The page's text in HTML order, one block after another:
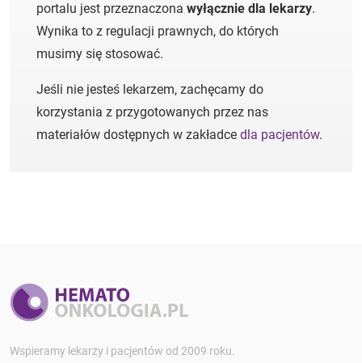
portalu jest przeznaczona wyłącznie dla lekarzy.
Wynika to z regulacji prawnych, do których
musimy się stosować.
Jeśli nie jesteś lekarzem, zachęcamy do
korzystania z przygotowanych przez nas
materiałów dostępnych w zakładce dla pacjentów.
Wspieramy lekarzy i pacjentów od 2009 roku.